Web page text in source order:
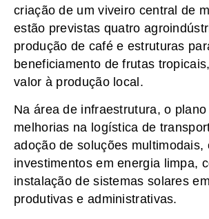
criação de um viveiro central de
estão previstas quatro
produção de café e estruturas
beneficiamento de frutas
valor à produção local.
Na área de infraestrutura, o plano
melhorias na logística de
adoção de soluções multimodais,
investimentos em energia limpa,
instalação de sistemas solares
produtivas e administrativas.